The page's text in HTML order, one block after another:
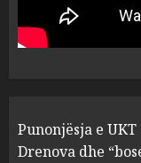
1
Punonjësja e
Drenova dhe